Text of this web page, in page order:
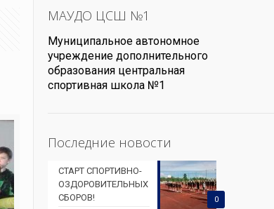
МАУДО ЦСШ №1
Муниципальное автономное
учреждение дополнительного
образования центральная
спортивная школа №1
Последние новости
0
СТАРТ СПОРТИВНО-
ОЗДОРОВИТЕЛЬНЫХ
СБОРОВ!